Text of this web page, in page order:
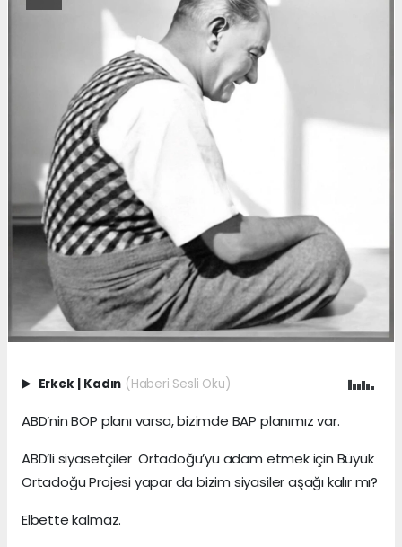
Erkek Kadın (Haberi Sesli Oku)
ABD’nin BOP planı varsa, bizimde BAP planımız var.
ABD’li siyasetçiler Ortadoğu’yu adam etmek için Büyük
Ortadoğu Projesi yapar da bizim siyasiler aşağı kalır mı?
Elbette kalmaz.